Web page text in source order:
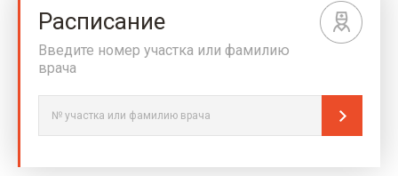
Расписание
Введите номер участка или фамилию
врача